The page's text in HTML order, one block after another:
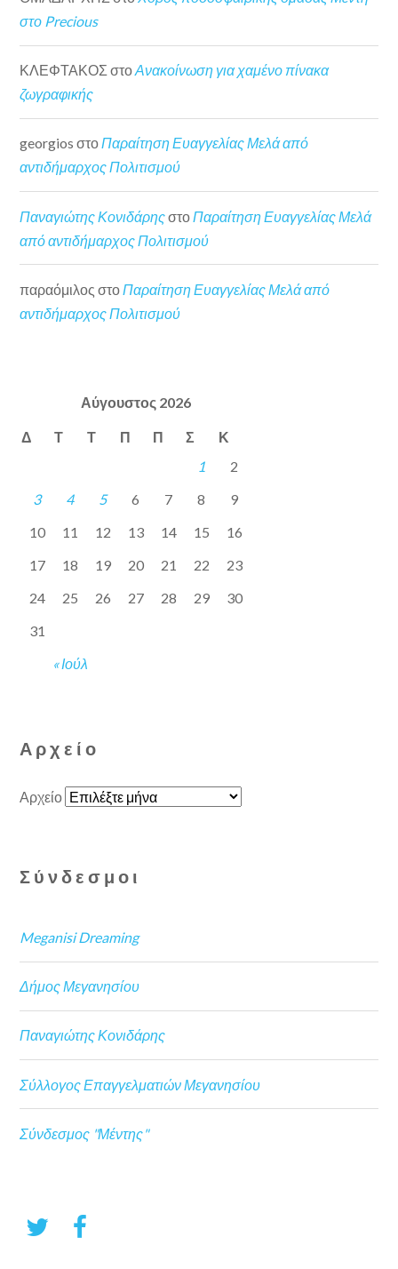
στο Precious
ΚΛΕΦΤΑΚΟΣ στοΑνακοίνωση για χαμένο πίνακα
ζωγραφικής
georgios στοΠαραίτηση Ευαγγελίας Μελά από
αντιδήμαρχος Πολιτισμού
Παναγιώτης Κονιδάρηςστο Παραίτηση Ευαγγελίας Μελά
από αντιδήμαρχος Πολιτισμού
παραόμιλος στο Παραίτηση Ευαγγελίας Μελά από
αντιδήμαρχος Πολιτισμού
Αύγουστος 2026
Δ Τ Τ Π Π Σ Κ
« Ιούλ
1
2
3
4 5 6 7 8
9
10
11 12 13 14 15
16
17
18 19 20 21 22
23
24
25 26 27 28 29
30
31
Αρχείο
Αρχείο
Σύνδεσμοι
Meganisi Dreaming
Δήμος Μεγανησίου
Παναγιώτης Κονιδάρης
Σύλλογος Επαγγελματιών Μεγανησίου
Σύνδεσμος "Μέντης"